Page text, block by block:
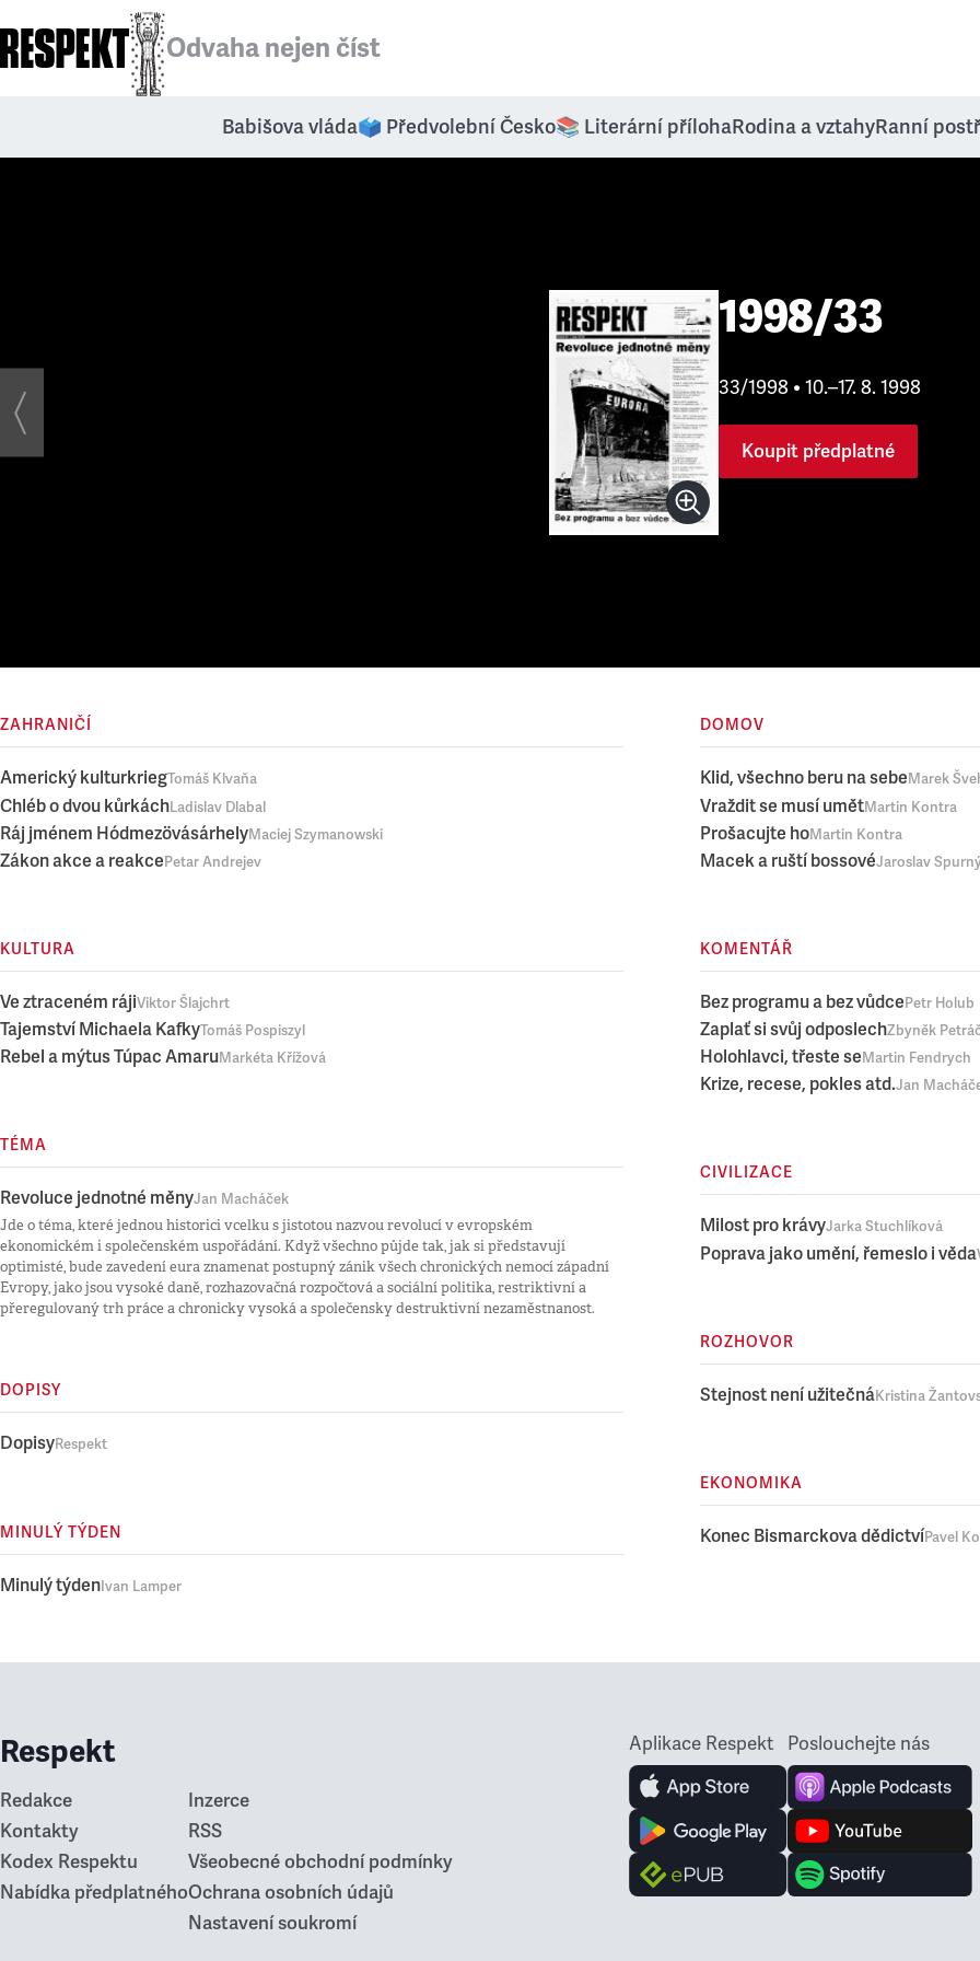
Odvaha nejen číst
Babišova vláda🗳️ Předvolební Česko📚 Literární přílohaRodina a vztahyRanní
33/1998 • 10.–17. 8. 1998
1998/33
Koupit předplatné
ZAHRANIČÍ
Americký kulturkriegTomáš Klvaňa
Chléb o dvou kůrkáchLadislav Dlabal
Ráj jménem HódmezövásárhelyMaciej Szymanowski
Zákon akce a reakcePetar Andrejev
KULTURA
Ve ztraceném rájiViktor Šlajchrt
Tajemství Michaela KafkyTomáš Pospiszyl
Rebel a mýtus Túpac AmaruMarkéta Křížová
TÉMA
Revoluce jednotné měnyJan Macháček
Jde o téma, které jednou historici vcelku s jistotou nazvou revolucí v evropském
ekonomickém i společenském uspořádání. Když všechno půjde tak, jak si představují
optimisté, bude zavedení eura znamenat postupný zánik všech chronických nemocí západní
Evropy, jako jsou vysoké daně, rozhazovačná rozpočtová a sociální politika, restriktivní a
přeregulovaný trh práce a chronicky vysoká a společensky destruktivní nezaměstnanost.
DOPISY
DopisyRespekt
MINULÝ TÝDEN
Minulý týden Ivan Lamper
DOMOV
Klid, všechno beru na sebeMarek
Vraždit se musí umětMartin Kontra
Prošacujte hoMartin Kontra
Macek a ruští bossovéJaroslav
KOMENTÁŘ
Bez programu a bez vůdcePetr Holub
Zaplať si svůj odposlechZbyněk
Holohlavci, třeste seMartin Fendrych
Krize, recese, pokles atd.Jan
CIVILIZACE
Milost pro krávyJarka Stuchlíková
Poprava jako umění, řemeslo i věda
ROZHOVOR
Stejnost není užitečnáKristina
EKONOMIKA
Konec Bismarckova dědictvíPavel
Respekt
Redakce
Kontakty
Kodex Respektu
Nabídka předplatného
Inzerce
RSS
Všeobecné obchodní podmínky
Ochrana osobních údajů
Nastavení soukromí
Aplikace Respekt Poslouchejte nás